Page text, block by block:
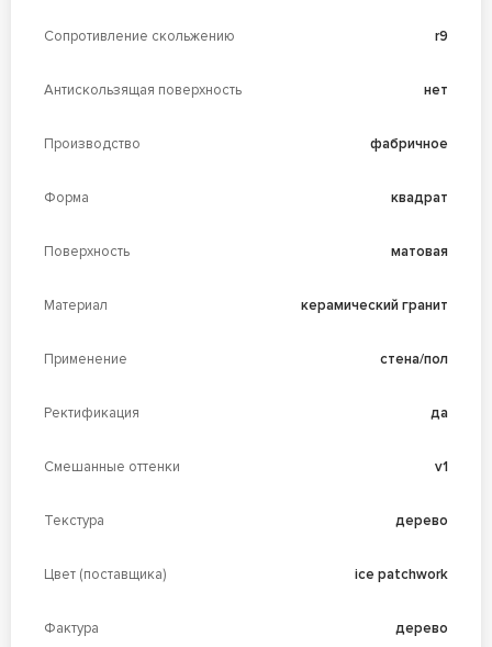
Сопротивление скольжению r9
Антискользящая поверхность нет
Производство фабричное
Форма квадрат
Поверхность матовая
Материал керамический гранит
Применение стена/пол
Ректификация да
Смешанные оттенки v1
Текстура дерево
Цвет (поставщика) ice patchwork
Фактура дерево